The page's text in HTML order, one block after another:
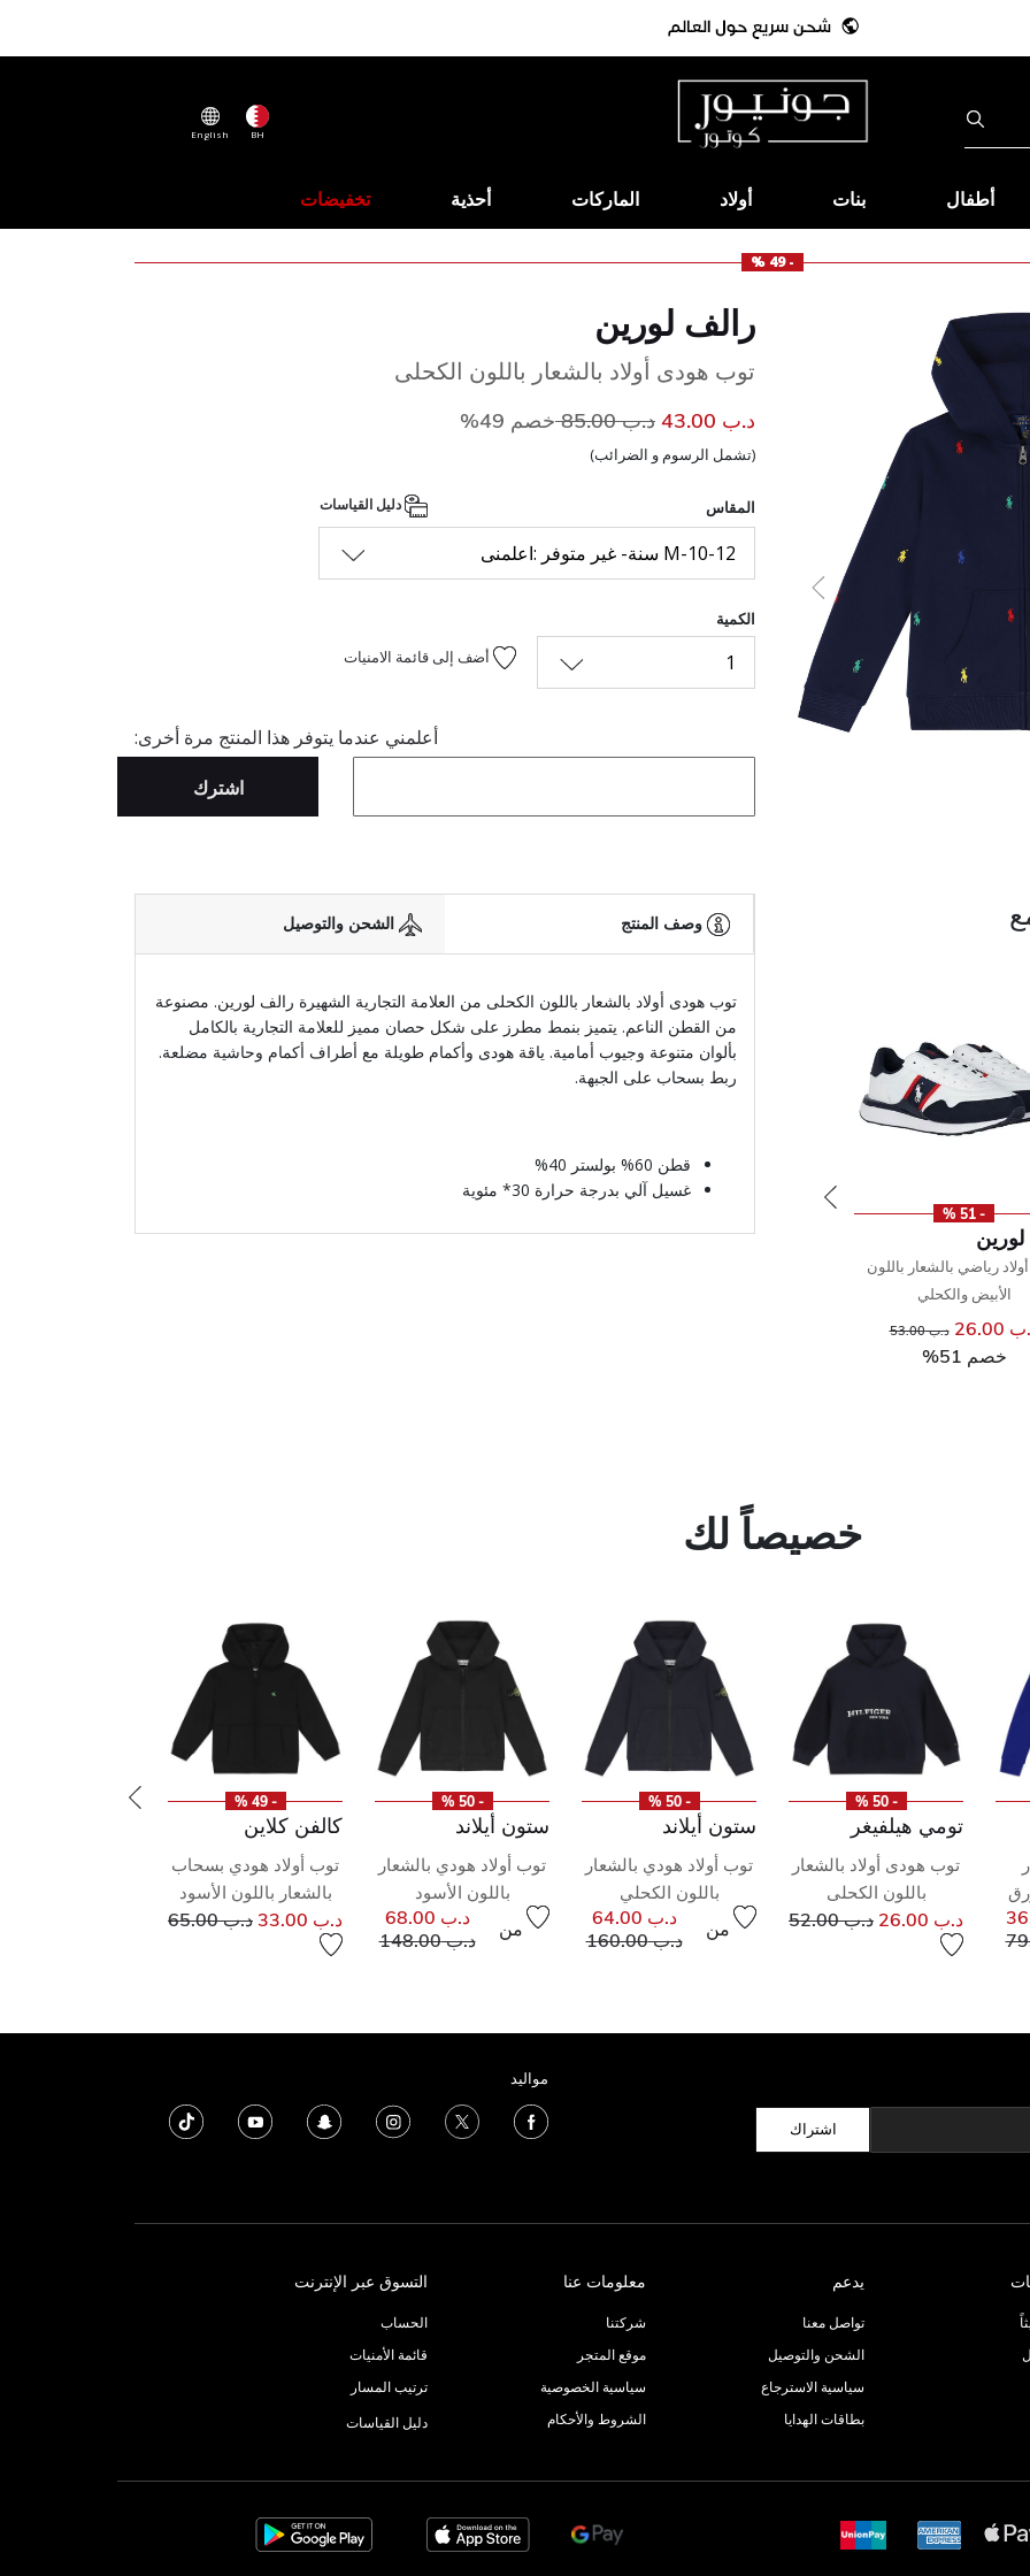
BH
English
أطفال بنات أولاد الماركات أحذية تخفيضات
- 49 %
السابق
- 51 %
رياضي بالشعار باللون
الأبيض والكحلي
سعر مخفض من
د.ب 53.00
خصم 51%
رالف لورين
توب هودى أولاد بالشعار باللون الكحلى
د.ب 43.00 سعر مخفض من
د.ب 85.00 إلى
خصم 49%
(تشمل الرسوم و الضرائب)
المقاس
M-10-12 سنة- غير متوفر :اعلمنى
الكمية
1 أضف إلى قائمة الامنيات
أعلمني عندما يتوفر هذا المنتج مرة أخرى:
اشترك
وصف المنتج الشحن والتوصيل
توب هودى أولاد بالشعار باللون الكحلى من العلامة التجارية الشهيرة رالف لورين. مصنوعة
من القطن الناعم. يتميز بنمط مطرز على شكل حصان مميز للعلامة التجارية بالكامل
بألوان متنوعة وجيوب أمامية. ياقة هودى وأكمام طويلة مع أطراف أكمام وحاشية مضلعة.
ربط بسحاب على الجبهة.
قطن 60% بولستر 40%
غسيل آلي بدرجة حرارة 30* مئوية
خصيصاً لك
من
إلى
- 50 %
تومي هيلفيغر
توب هودى أولاد بالشعار
باللون الكحلى
د.ب 26.00 سعر مخفض من
د.ب 52.00 إلى
- 50 %
ستون أيلاند
توب أولاد هودي بالشعار
باللون الكحلي
من
د.ب 64.00
سعر مخفض من
د.ب 160.00 إلى
- 50 %
ستون أيلاند
توب أولاد هودي بالشعار
باللون الأسود
من
د.ب 68.00
سعر مخفض من
د.ب 148.00 إلى
- 49 %
كالفن كلاين
توب أولاد هودي بسحاب
بالشعار باللون الأسود
د.ب 33.00 سعر مخفض من
د.ب 65.00 إلى
اشتراك
مواليد
يدعم
تواصل معنا
الشحن والتوصيل
سياسية الاسترجاع
بطاقات الهدايا
معلومات عنا
شركتنا
موقع المتجر
سياسية الخصوصية
الشروط والأحكام
التسوق عبر الإنترنت
الحساب
قائمة الأمنيات
ترتيب المسار
دليل القياسات